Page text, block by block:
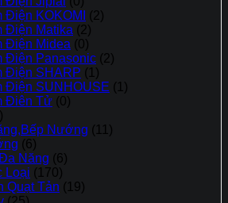
Điện KOKOMI
(2)
Điện Matika (2)
Điện Midea (0)
Điện Panasonic (2)
Điện SHARP (1)
Điện SUNHOUSE (1)
Điên Tử (0)
Nướng (11)
(6)
Năng (6)
Loại (170)
Quạt Tản (19)